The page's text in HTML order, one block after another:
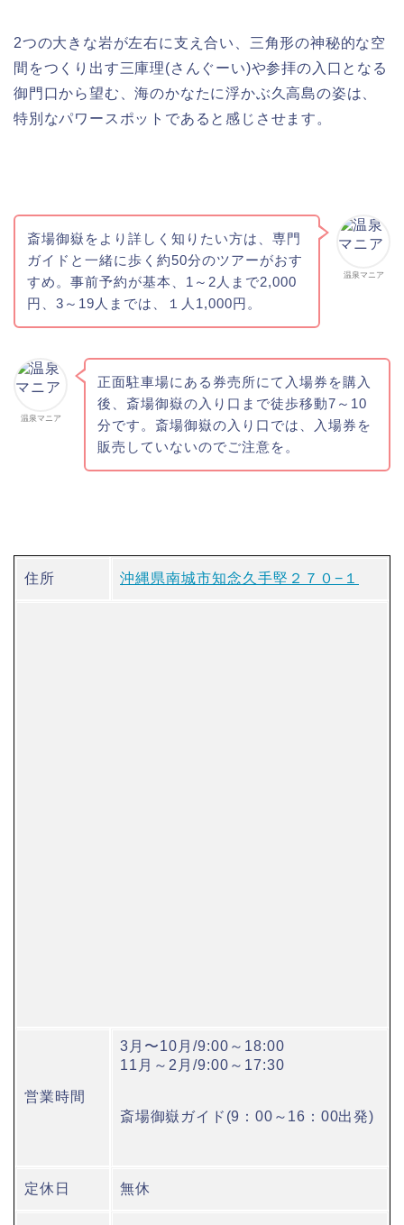
2つの大きな岩が左右に支え合い、三角形の神秘的な空
間をつくり出す三庫理(さんぐーい)や参拝の入口となる
御門口から望む、海のかなたに浮かぶ久高島の姿は、
特別なパワースポットであると感じさせます。
温泉マニア
斎場御嶽をより詳しく知りたい方は、専門
ガイドと一緒に歩く約50分のツアーがおす
すめ。事前予約が基本、1～2人まで2,000
円、3～19人までは、１人1,000円。
温泉マニア
正面駐車場にある券売所にて入場券を購入
後、斎場御嶽の入り口まで徒歩移動7～10
分です。斎場御嶽の入り口では、入場券を
販売していないのでご注意を。
住所 沖縄県南城市知念久手堅２７０−１
営業時間
3月〜10月/9:00～18:00
11月～2月/9:00～17:30
斎場御嶽ガイド(9：00～16：00出発)
定休日 無休